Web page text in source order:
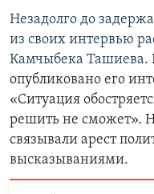
Незадолго до
из своих интервью
Камчыбека Ташиева.
опубликовано его
«Ситуация
решить не сможет».
связывали арест
высказываниями.